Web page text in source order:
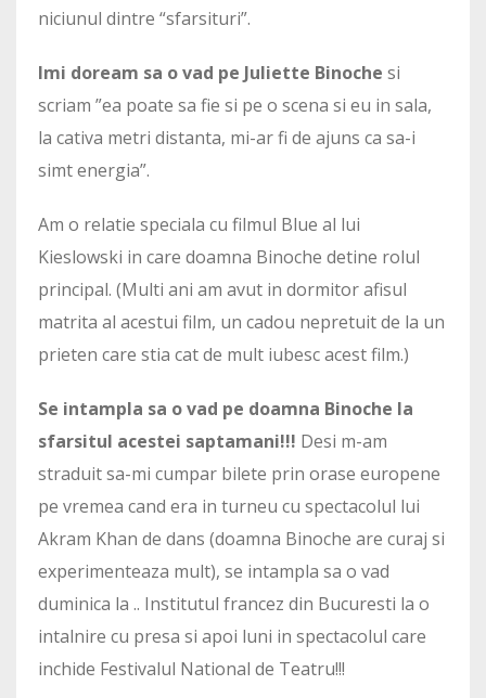
niciunul dintre “sfarsituri”.
Imi doream sa o vad pe Juliette Binoche si
scriam ”ea poate sa fie si pe o scena si eu in sala,
la cativa metri distanta, mi-ar fi de ajuns ca sa-i
simt energia”.
Am o relatie speciala cu filmul Blue al lui
Kieslowski in care doamna Binoche detine rolul
principal. (Multi ani am avut in dormitor afisul
matrita al acestui film, un cadou nepretuit de la un
prieten care stia cat de mult iubesc acest film.)
Se intampla sa o vad pe doamna Binoche la
sfarsitul acestei saptamani!!! Desi m-am
straduit sa-mi cumpar bilete prin orase europene
pe vremea cand era in turneu cu spectacolul lui
Akram Khan de dans (doamna Binoche are curaj si
experimenteaza mult), se intampla sa o vad
duminica la .. Institutul francez din Bucuresti la o
intalnire cu presa si apoi luni in spectacolul care
inchide Festivalul National de Teatru!!!